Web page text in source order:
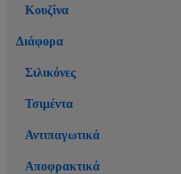
Κουζίνα
Διάφορα
Σιλικόνες
Τσιμέντα
Αντιπαγωτικά
Αποφρακτικά